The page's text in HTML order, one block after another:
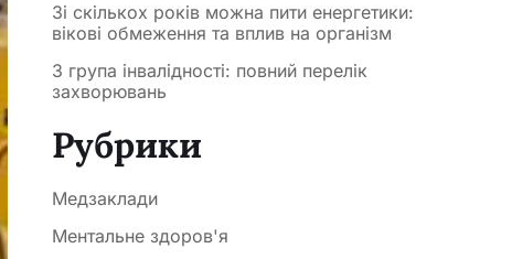
Зі скількох років можна пити енергетики:
вікові обмеження та вплив на організм
3 група інвалідності: повний перелік
захворювань
Рубрики
Медзаклади
Ментальне здоров'я